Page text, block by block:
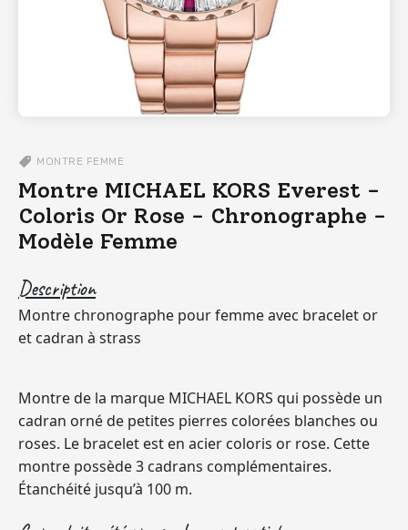
MONTRE FEMME
Montre MICHAEL KORS Everest -
Coloris Or Rose - Chronographe -
Modèle Femme
Description
Montre chronographe pour femme avec bracelet or
et cadran à strass
Montre de la marque MICHAEL KORS qui possède un
cadran orné de petites pierres colorées blanches ou
roses. Le bracelet est en acier coloris or rose. Cette
montre possède 3 cadrans complémentaires.
Étanchéité jusqu’à 100 m.